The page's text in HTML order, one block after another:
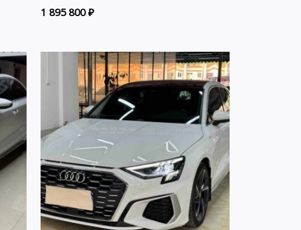
1 895 800₽